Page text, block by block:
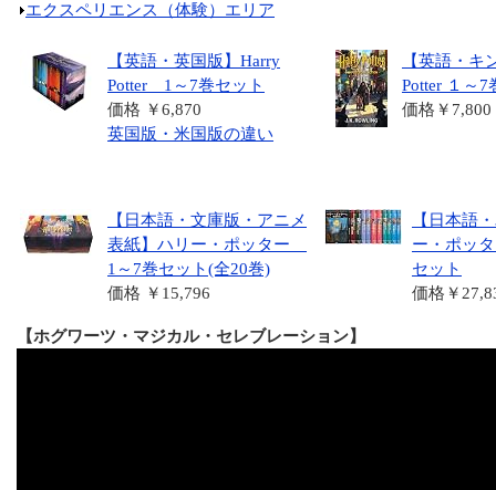
エクスペリエンス（体験）エリア
【英語・英国版】Harry
Potter 1～7巻セット
価格 ￥6,870
英国版・米国版の違い
【英語・キ
Potter １～7
価格￥7,800
【日本語・文庫版・アニメ
表紙】ハリー・ポッター
1～7巻セット(全20巻)
価格 ￥15,796
【日本語
ー・ポッ
セット
価格￥
【ホグワーツ・マジカル・セレブレーション】